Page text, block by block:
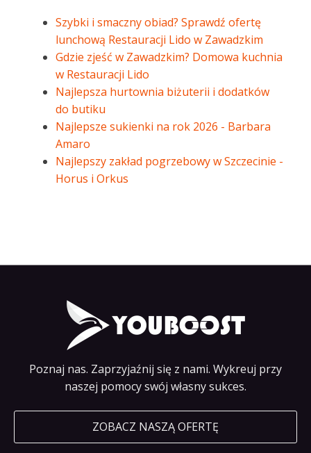
Szybki i smaczny obiad? Sprawdź ofertę
lunchową Restauracji Lido w Zawadzkim
Gdzie zjeść w Zawadzkim? Domowa kuchnia
w Restauracji Lido
Najlepsza hurtownia biżuterii i dodatków
do butiku
Najlepsze sukienki na rok 2026 - Barbara
Amaro
Najlepszy zakład pogrzebowy w Szczecinie -
Horus i Orkus
Poznaj nas. Zaprzyjaźnij się z nami. Wykreuj przy
naszej pomocy swój własny sukces.
ZOBACZ NASZĄ OFERTĘ